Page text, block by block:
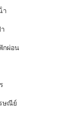
า
กผ่อน
ษณีย์